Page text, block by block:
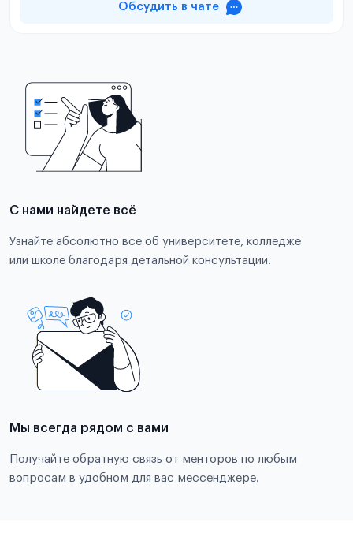
Обсудить в чате
С нами найдете всё
Узнайте абсолютно все об университете, колледже
или школе благодаря детальной консультации.
Мы всегда рядом с вами
Получайте обратную связь от менторов по любым
вопросам в удобном для вас мессенджере.